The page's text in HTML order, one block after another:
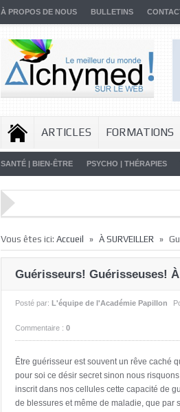
À PROPOS DE NOUS BULLETINS
ARTICLES FORMATIONS
SANTÉ | BIEN-ÊTRE PSYCHO | THÉRAPIES
Vous êtes ici: Accueil » À SURVEILLER »
Guérisseurs! Guérisseuses!
Posté par: L'équipe de l'Académie Papillon
Commentaire : 0
Être guérisseur est souvent un rêve caché
pour soi ce désir secret sinon nous
inscrit dans nos cellules cette capacité de
de blessures et même de maladie, que par